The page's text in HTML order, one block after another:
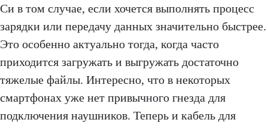
Си в том случае, если хочется выполнять процесс
зарядки или передачу данных значительно быстрее.
Это особенно актуально тогда, когда часто
приходится загружать и выгружать достаточно
тяжелые файлы. Интересно, что в некоторых
смартфонах уже нет привычного гнезда для
подключения наушников. Теперь и кабель для